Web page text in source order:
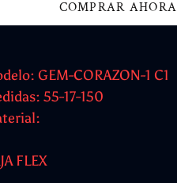
COMPRAR AHORA
GEM-CORAZON-1 C1
55-17-150
FLEX